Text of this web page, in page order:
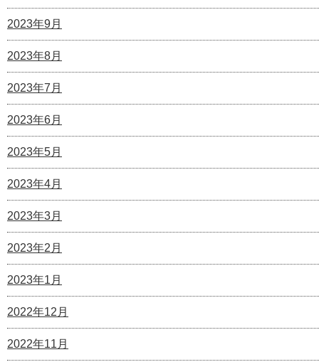
2023年9月
2023年8月
2023年7月
2023年6月
2023年5月
2023年4月
2023年3月
2023年2月
2023年1月
2022年12月
2022年11月